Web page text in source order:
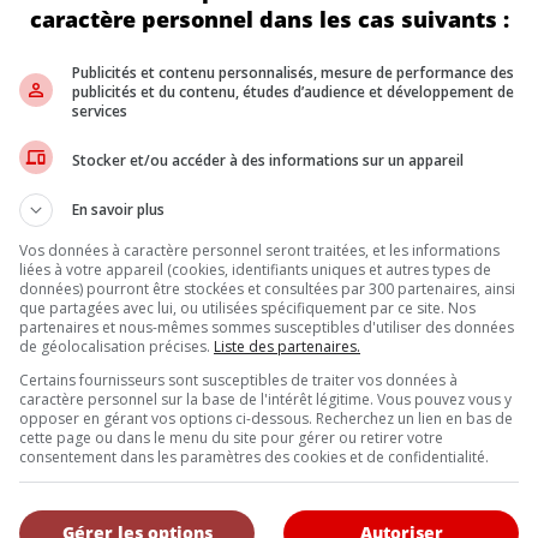
vitesses de la transmission plus longtemps pour une
de gestion du terrain, le Bronco Sport ajoute des
à une pédale sur sentier, combinée au système de
seront disponibles chez les concessionnaires en novembre.
Inscrivez vous à l'infolettre.
NOUS
l’Annuel de l’automobile demeure l’outil de référence le plus complet
et les consommateurs à la recherche d’un véhicule ou simplement
caractère personnel dans les cas suivants :
Publicités et contenu personnalisés, mesure de performance des
publicités et du contenu, études d’audience et développement de
services
Stocker et/ou accéder à des informations sur un appareil
En savoir plus
Vos données à caractère personnel seront traitées, et les informations
liées à votre appareil (cookies, identifiants uniques et autres types de
données) pourront être stockées et consultées par 300 partenaires, ainsi
que partagées avec lui, ou utilisées spécifiquement par ce site. Nos
partenaires et nous-mêmes sommes susceptibles d'utiliser des données
de géolocalisation précises. Liste des partenaires.
Certains fournisseurs sont susceptibles de traiter vos données à
caractère personnel sur la base de l'intérêt légitime. Vous pouvez vous y
opposer en gérant vos options ci-dessous. Recherchez un lien en bas de
cette page ou dans le menu du site pour gérer ou retirer votre
consentement dans les paramètres des cookies et de confidentialité.
Autoriser
Gérer les options